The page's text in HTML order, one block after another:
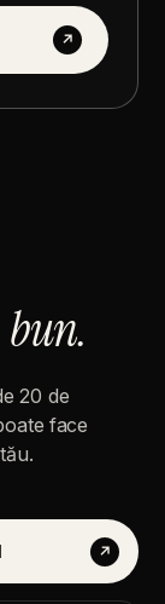
↗
bun.
20 de
face
tău.
↗